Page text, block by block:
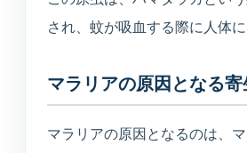
され、蚊が吸血する際に人体に
マラリアの原因となる寄
マラリアの原因となるのは、